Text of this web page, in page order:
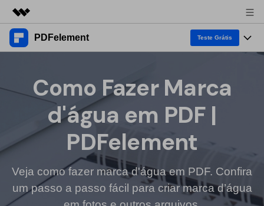
Produtos em destaque
Utilitários
Visão geral
Sobre nós
Sala de imprensa
Suporte
PDFelement Teste Grátis
Desktop
PDFelement para Windows
PDFelement para Mac
Aplicação Móvel
Recursos
Ferramentas de PDF
Ler PDF
Anotar PDF
Criar PDF
Soluções & Suporte
Tópicos Quentes
Lista dos melhores
Como fazer
1-10 Usuários
Compre Agora Entrar
Como Fazer Marca
d'água em PDF |
PDFelement
Veja como fazer marca d'água em PDF. Confira
um passo a passo fácil para criar marca d’água